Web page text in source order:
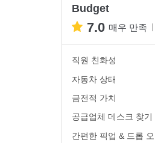
Budget
7.0 매우 만족
직원 친화성
자동차 상태
금전적 가치
공급업체 데스크 찾기
간편한 픽업 & 드롭 오